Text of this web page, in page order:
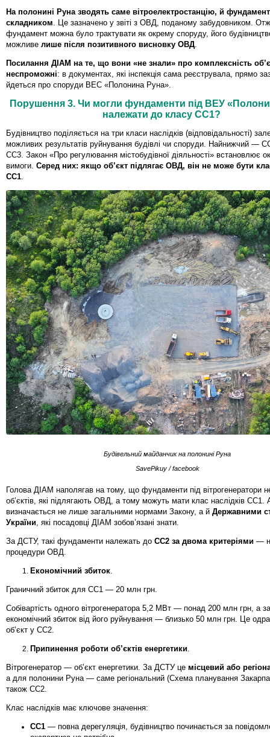
На полонині Руна зводять саме вітроелектростанцію, й
складником . Це зазначено у звіті з ОВД, поданому забудовником.
фундамент можна було трактувати як окрему споруду, його
можливе лише після позитивного висновку ОВД
Посилання ДІАМ на те, що вони «не знали» про комплексність
неспроможні: в документах, які інспекція сама реєструвала, прямо
йдеться про споруди ВЕС «Полонина Руна».
Порушення 3. Чи могли фундаменти під ВЕУ
належати до класу СС1?
Будівництво поділяється на три класи наслідків (відповідальності)
можливих результатів руйнування будівлі чи споруди. Найнижчий —
СС3. Закон «Про регулювання містобудівної діяльності» встановлює
вимоги. Серед них: якщо об’єкт підлягає ОВД, він не може бути
СС1
Будівельний майданчик на полонині Руна
SavePikuy / facebook
Голова ДІАМ наполягав на тому, що фундаменти під вітрогенератори
об’єктів, які підлягають ОВД, а тому можуть мати клас наслідків СС1.
визначається не лише загальними нормами Закону, а й Державними
України , які посадовці ДІАМ зобов’язані знати.
За ДСТУ, такі фундаменти належать до СС2 за двома критеріями —
процедури ОВД.
Економічний збиток
Граничний збиток для СС1 — 20 млн грн.
Собівартість одного вітрогенератора 5,2 МВт — понад 200 млн грн, а
економічний збиток від його руйнування — близько 50 млн грн. Це
об’єкт у СС2.
Припинення роботи об’єктів енергетики
Вітрогенератор — об’єкт енергетики. За ДСТУ це місцевий або
а для полонини Руна — саме регіональний (Схема планування
також СС2.
Клас наслідків має ключове значення:
СС1 — повна дерегуляція, будівництво починається за